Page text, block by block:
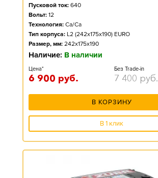
Пусковой ток: 640
Вольт: 12
Технология: Ca/Ca
Тип корпуса: L2 (242x175x190) EURO
Размер, мм: 242x175x190
Наличие: В наличии
Цена*
6 900 руб.
Без Trade-in
7 400 руб.
В КОРЗИНУ
В 1 клик